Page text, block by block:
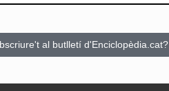
al butlletí d'Enciclopèdia.cat?